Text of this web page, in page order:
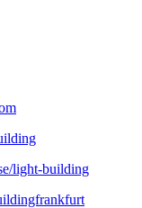
light-building